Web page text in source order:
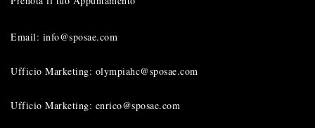
Email: info@sposae.com
Ufficio Marketing: olympiahc@sposae.com
Ufficio Marketing: enrico@sposae.com